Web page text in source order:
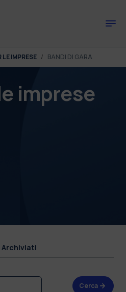
LE IMPRESE BANDI DI GARA
imprese
Archiviati
Cerca